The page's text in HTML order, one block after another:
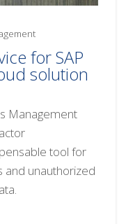
for SAP
solution
Management
tool for
and unauthorized